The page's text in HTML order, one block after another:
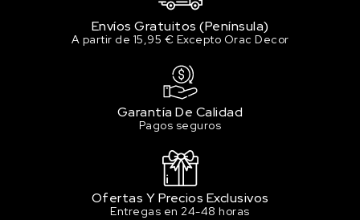
Envíos Gratuitos (Península)
A partir de 15,95 € Excepto Orac Decor
Garantía De Calidad
Pagos seguros
Ofertas Y Precios Exclusivos
Entregas en 24-48 horas